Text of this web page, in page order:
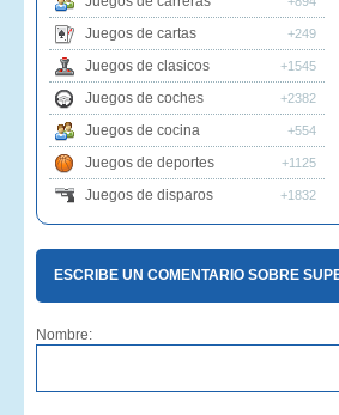
Juegos de cartas +249
Juegos de clasicos +1545
Juegos de coches +2382
Juegos de cocina +554
Juegos de deportes +1125
Juegos de disparos +1832
ESCRIBE UN COMENTARIO SOBRE
Nombre: